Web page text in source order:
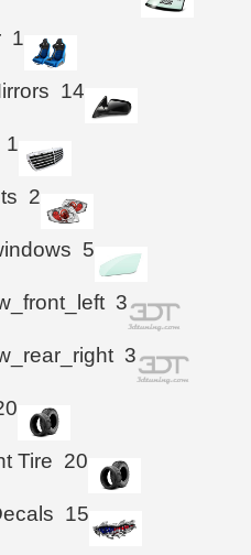
1
14
1
2
5
3
3
Tire 20
15